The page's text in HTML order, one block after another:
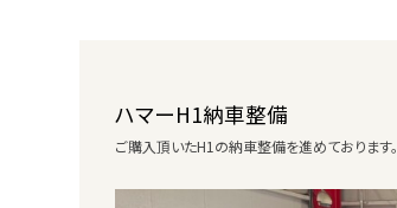
ハマーH1納車整備
ご購入頂いたH1の納車整備を進めております。